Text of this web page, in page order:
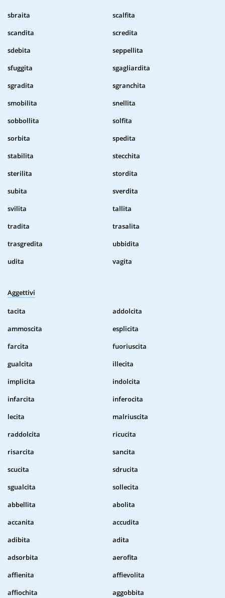
sbraita
scalfita
scandita
scredita
sdebita
seppellita
sfuggita
sgagliardita
sgradita
sgranchita
smobilita
snellita
sobbollita
solfita
sorbita
spedita
stabilita
stecchita
sterilita
stordita
subita
sverdita
svilita
tallita
tradita
trasalita
trasgredita
ubbidita
udita
vagita
Aggettivi
tacita
addolcita
ammoscita
esplicita
farcita
fuoriuscita
gualcita
illecita
implicita
indolcita
infarcita
inferocita
lecita
malriuscita
raddolcita
ricucita
risarcita
sancita
scucita
sdrucita
sgualcita
sollecita
abbellita
abolita
accanita
accudita
adibita
adita
adsorbita
aerofita
affienita
affievolita
affiochita
aggobbita